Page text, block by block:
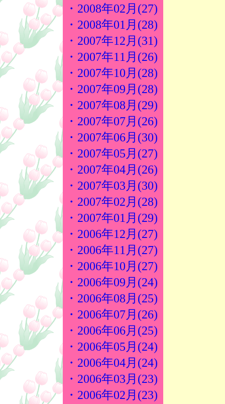
・2008年02月(27)
・2008年01月(28)
・2007年12月(31)
・2007年11月(26)
・2007年10月(28)
・2007年09月(28)
・2007年08月(29)
・2007年07月(26)
・2007年06月(30)
・2007年05月(27)
・2007年04月(26)
・2007年03月(30)
・2007年02月(28)
・2007年01月(29)
・2006年12月(27)
・2006年11月(27)
・2006年10月(27)
・2006年09月(24)
・2006年08月(25)
・2006年07月(26)
・2006年06月(25)
・2006年05月(24)
・2006年04月(24)
・2006年03月(23)
・2006年02月(23)